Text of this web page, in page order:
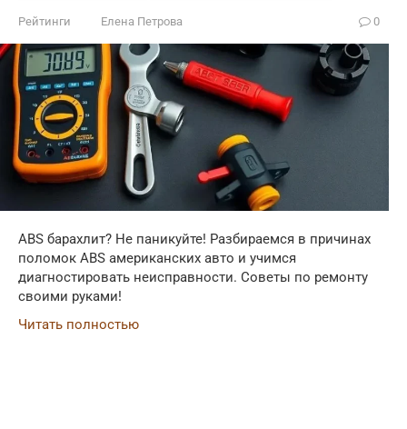
Рейтинги Елена Петрова 0
ABS барахлит? Не паникуйте! Разбираемся в причинах
поломок ABS американских авто и учимся
диагностировать неисправности. Советы по ремонту
своими руками!
Читать полностью